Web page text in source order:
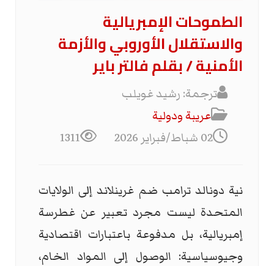
الطموحات الإمبريالية
والاستقلال الأوروبي والأزمة
الأمنية / بقلم فالتر باير
ترجمة: رشيد غويلب
عریبة ودولیة
02 شباط/فبراير 2026
1311
نية دونالد ترامب ضم غرينلاند إلى الولايات
المتحدة ليست مجرد تعبير عن غطرسة
إمبريالية، بل مدفوعة باعتبارات اقتصادية
وجيوسياسية: الوصول إلى المواد الخام،